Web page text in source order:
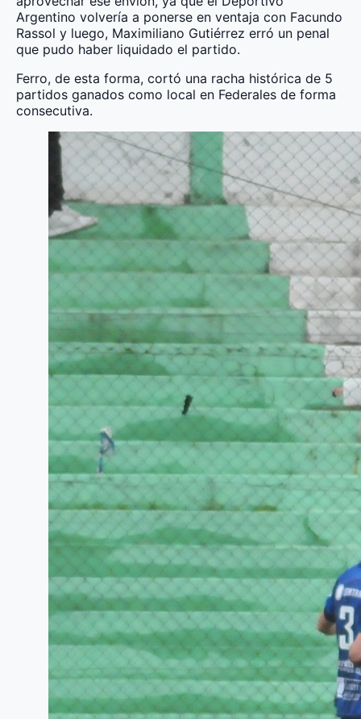
Argentino volvería a ponerse en ventaja con Facundo
Rassol y luego, Maximiliano Gutiérrez erró un penal
que pudo haber liquidado el partido.
Ferro, de esta forma, cortó una racha histórica de 5
partidos ganados como local en Federales de forma
consecutiva.